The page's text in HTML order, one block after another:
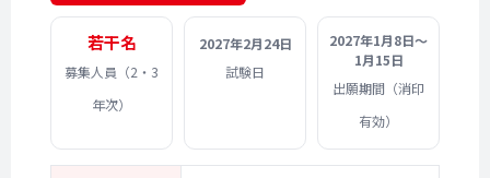
若干名
募集人員（2・3
年次）
2027年2月24日
試験日
2027年1月8日〜
1月15日
出願期間（消印
有効）